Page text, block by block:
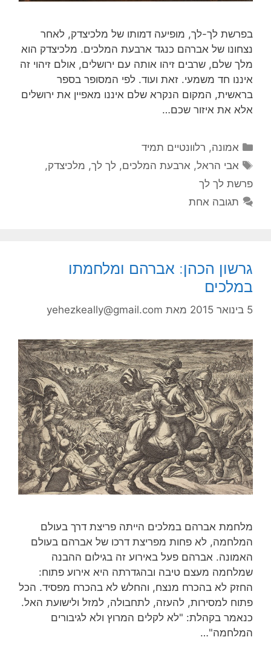
בפרשת לך-לך, מופיעה דמותו של מלכיצדק, לאחר
נצחונו של אברהם כנגד ארבעת המלכים. מלכיצדק הוא
מלך שלם, שרבים זיהו אותה עם ירושלים, אולם זיהוי זה
איננו חד משמעי. זאת ועוד. לפי המסופר בספר
בראשית, המקום הנקרא שלם איננו מאפיין את ירושלים
אלא את איזור שכם…
קטגוריות
אמונה, רלוונטיים תמיד
תגיות
אבי הראל, ארבעת המלכים, לך לך, מלכיצדק,
פרשת לך לך
תגובה אחת
גרשון הכהן: אברהם ומלחמתו
במלכים
5 בינואר 2015 מאת yehezkeally@gmail.com
מלחמת אברהם במלכים הייתה פריצת דרך בעולם
המלחמה, לא פחות מפריצת דרכו של אברהם בעולם
האמונה. אברהם פעל באירוע זה בגילום ההבנה
שמלחמה מעצם טיבה ובהגדרתה היא אירוע פתוח:
החזק לא בהכרח מנצח, והחלש לא בהכרח מפסיד. הכל
פתוח למסירות, להעזה, לתחבולה, למזל ולישועת האל.
כנאמר בקהלת: "לא לקלים המרוץ ולא לגיבורים
המלחמה"…